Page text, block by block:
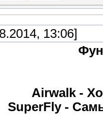
13:06]
Airwalk -
SuperFly -